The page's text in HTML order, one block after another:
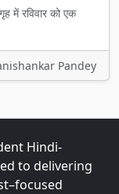
में रविवार को एक
Pandey
Hindi-
to delivering